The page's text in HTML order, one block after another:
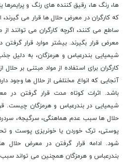
‌ها، رنگ‌ ها، رقیق‌ کننده‌ های رنگ و
که کارگران در معرض حلال‌ ها قرار می‌
ساطع می‌ کنند، اگرچه کارگران می ‌توانند
معرض قرار بگیرند. بیشتر موارد قرار
شیمیایی بندرعباس و هرمزگان، به دلیل
کارگران برای استفاده از مواد مبتنی بر
آنجایی که انواع مختلفی از حلال ها وجود
باشد. اثرات کوتاه مدت قرار گرفتن در
شیمیایی در بندرعباس و هرمزگان چیست.
حلال ها سبب عدم هماهنگی، سرگیجه،
پوستی، ترک خوردن یا خونریزی پوست و
شود. ادامه قرار گرفتن در معرض حلال
بندرعباس و هرمزگان همچنین می تواند